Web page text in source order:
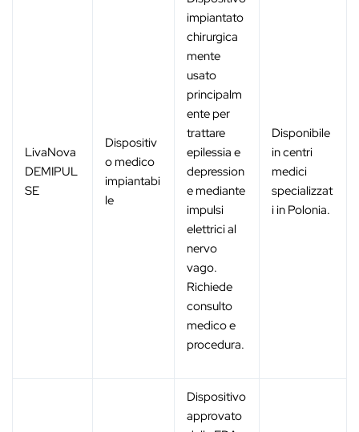
LivaNova
DEMIPUL
SE
Dispositiv
o medico
impiantabi
le
impiantato
chirurgica
mente
usato
principalm
ente per
trattare
epilessia e
depression
e mediante
impulsi
elettrici al
nervo
vago.
Richiede
consulto
medico e
procedura.
Disponibile
in centri
medici
specializzat
i in Polonia.
Dispositivo
approvato